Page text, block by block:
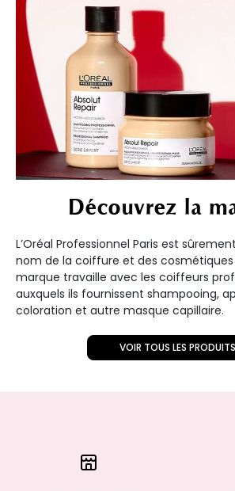
Découvrez la
L’Oréal Professionnel Paris est
nom de la coiffure et des
marque travaille avec les coiffeurs
auxquels ils fournissent shampooing,
coloration et autre masque capillaire.
VOIR TOUS LES PRODUITS